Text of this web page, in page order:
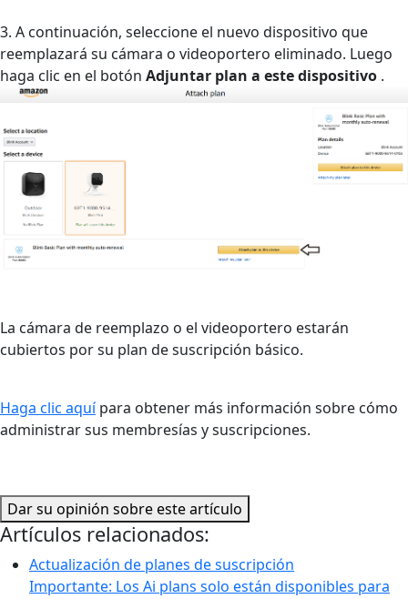
3. A continuación, seleccione el nuevo dispositivo que
reemplazará su cámara o videoportero eliminado. Luego
haga clic en el botón Adjuntar plan a este dispositivo .
La cámara de reemplazo o el videoportero estarán
cubiertos por su plan de suscripción básico.
Haga clic aquípara obtener más información sobre cómo
administrar sus membresías y suscripciones.
Dar su opinión sobre este artículo
Artículos relacionados:
Actualización de planes de suscripción
Importante: Los Ai plans solo están disponibles para